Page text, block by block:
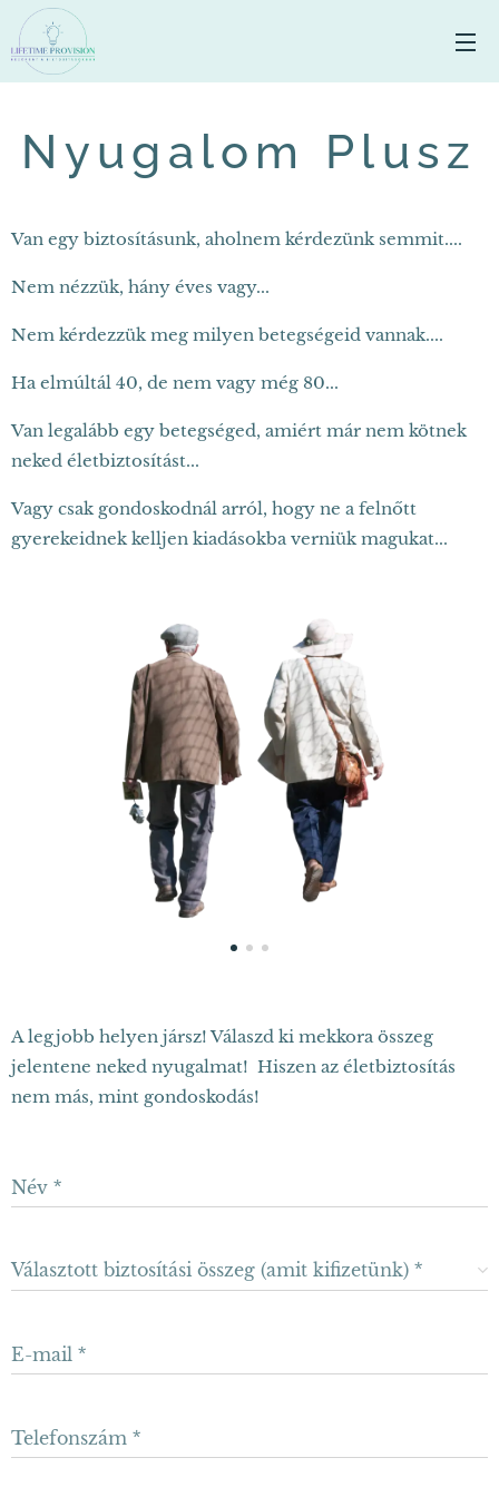
Nyugalom Plusz
Van egy biztosításunk, aholnem kérdezünk semmit....
Nem nézzük, hány éves vagy...
Nem kérdezzük meg milyen betegségeid vannak....
Ha elmúltál 40, de nem vagy még 80...
Van legalább egy betegséged, amiért már nem kötnek
neked életbiztosítást...
Vagy csak gondoskodnál arról, hogy ne a felnőtt
gyerekeidnek kelljen kiadásokba verniük magukat...
A legjobb helyen jársz! Válaszd ki mekkora összeg
jelentene neked nyugalmat! Hiszen az életbiztosítás
nem más, mint gondoskodás!
Név
Választott biztosítási összeg (amit kifizetünk)
E-mail
Telefonszám